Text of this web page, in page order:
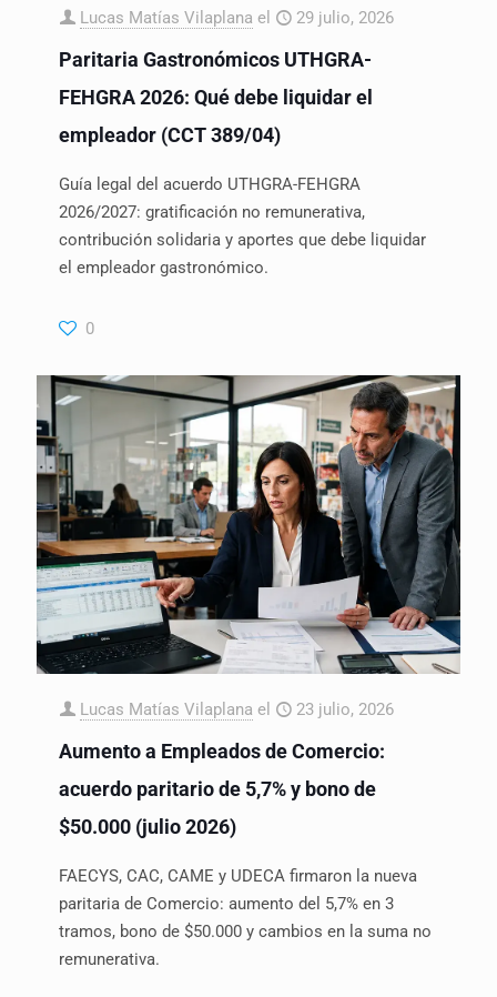
Lucas Matías Vilaplana el 29 julio, 2026
Paritaria Gastronómicos UTHGRA-
FEHGRA 2026: Qué debe liquidar el
empleador (CCT 389/04)
Guía legal del acuerdo UTHGRA-FEHGRA
2026/2027: gratificación no remunerativa,
contribución solidaria y aportes que debe liquidar
el empleador gastronómico.
0
Lucas Matías Vilaplana el 23 julio, 2026
Aumento a Empleados de Comercio:
acuerdo paritario de 5,7% y bono de
$50.000 (julio 2026)
FAECYS, CAC, CAME y UDECA firmaron la nueva
paritaria de Comercio: aumento del 5,7% en 3
tramos, bono de $50.000 y cambios en la suma no
remunerativa.